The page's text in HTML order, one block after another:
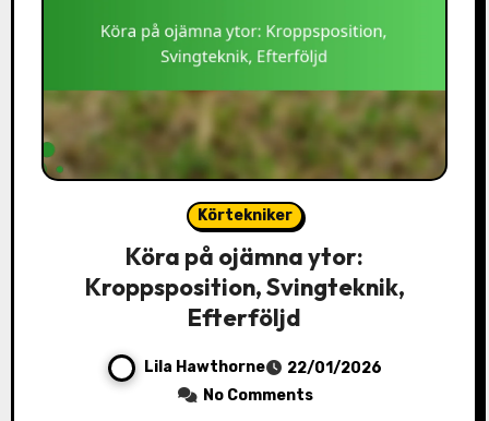
Körtekniker
Köra på ojämna ytor:
Kroppsposition, Svingteknik,
Efterföljd
Lila Hawthorne
22/01/2026
No Comments